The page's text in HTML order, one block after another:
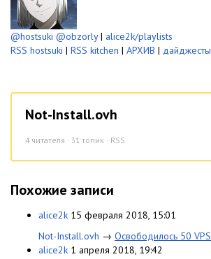
@hostsuki @obzorly| alice2k/playlists
RSS hostsuki | RSS kitchen | АРХИВ | дайджесты
Not-Install.ovh
4читателя · 31 топик · RSS
Похожие записи
alice2k 15 февраля 2018, 15:01
Not-Install.ovh → Освободилось 50 VPS
alice2k 1 апреля 2018, 19:42